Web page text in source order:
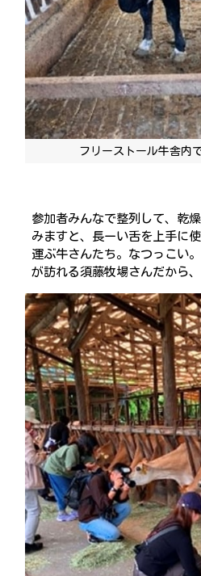
フリーストール牛舎内
参加者みんなで整列して、乾
みますと、長ーい舌を上手に
運ぶ牛さんたち。なつっこい
が訪れる須藤牧場さんだから